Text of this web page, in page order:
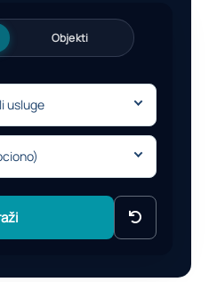
Objekti
usluge